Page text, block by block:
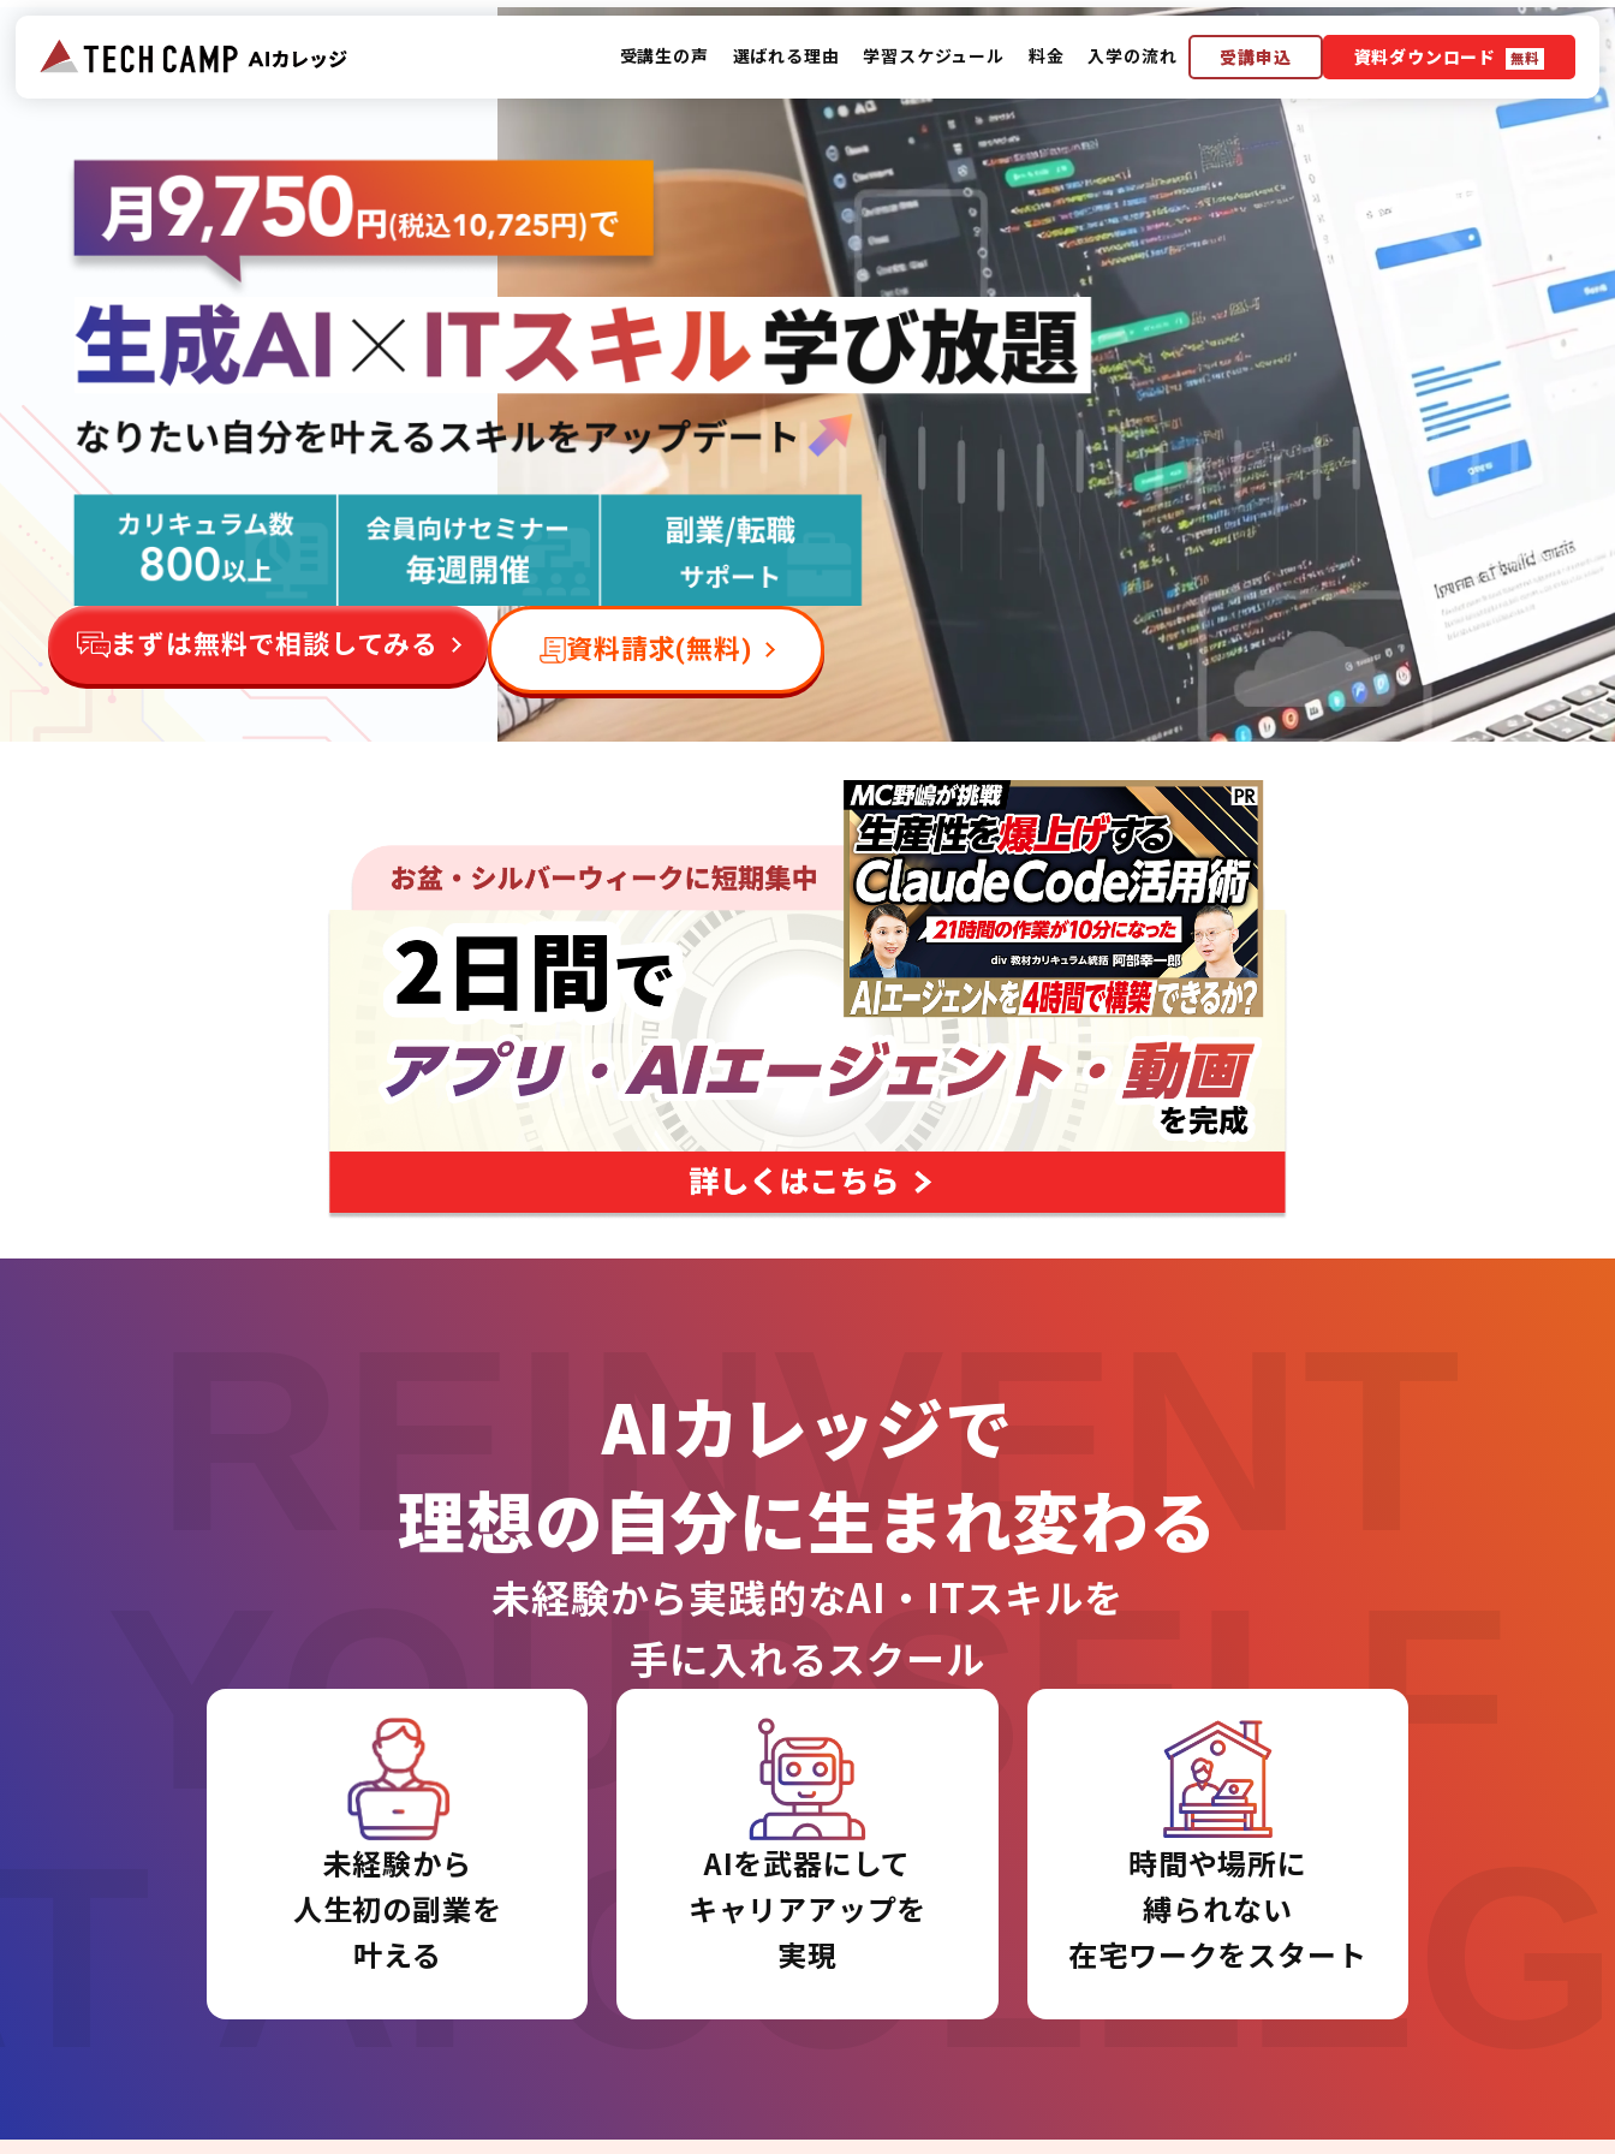
受講生の声 選ばれる理由 学習スケジュール 料金 入学の流れ 受講申込 資料ダウンロード 無料
まずは無料で相談してみる 資料請求(無料)
REINVENT
YOURSELF
AI
AIカレッジで
理想の自分に生まれ変わる
未経験から実践的なAI・ITスキルを
手に入れるスクール
未経験から
人生初の副業を
叶える
AIを武器にして
キャリアアップを
実現
時間や場所に
縛られない
在宅ワークをスタート